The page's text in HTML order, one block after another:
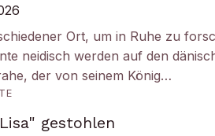
Ort, um in Ruhe zu
neidisch werden auf den
der von seinem König…
gestohlen